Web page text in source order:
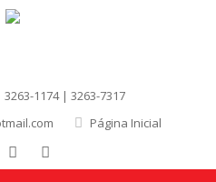
3263-1174 | 3263-7317
Página Inicial